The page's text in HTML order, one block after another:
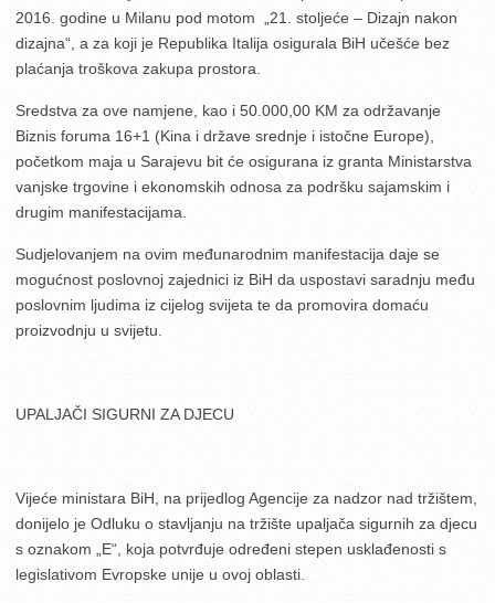
2016. godine u Milanu pod motom „21. stoljeće – Dizajn nakon
dizajna“, a za koji je Republika Italija osigurala BiH učešće bez
plaćanja troškova zakupa prostora.
Sredstva za ove namjene, kao i 50.000,00 KM za održavanje
Biznis foruma 16+1 (Kina i države srednje i istočne Europe),
početkom maja u Sarajevu bit će osigurana iz granta Ministarstva
vanjske trgovine i ekonomskih odnosa za podršku sajamskim i
drugim manifestacijama.
Sudjelovanjem na ovim međunarodnim manifestacija daje se
mogućnost poslovnoj zajednici iz BiH da uspostavi saradnju među
poslovnim ljudima iz cijelog svijeta te da promovira domaću
proizvodnju u svijetu.
UPALJAČI SIGURNI ZA DJECU
Vijeće ministara BiH, na prijedlog Agencije za nadzor nad tržištem,
donijelo je Odluku o stavljanju na tržište upaljača sigurnih za djecu
s oznakom „E“, koja potvrđuje određeni stepen usklađenosti s
legislativom Evropske unije u ovoj oblasti.